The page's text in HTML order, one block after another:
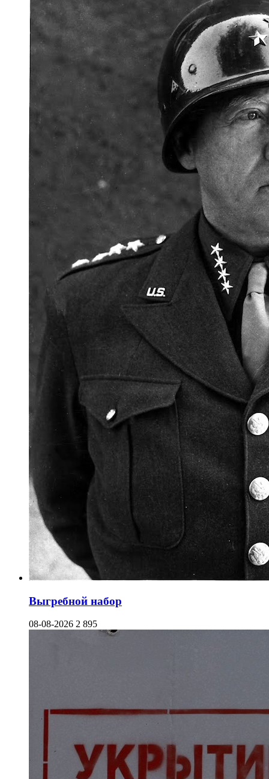
Выгребной набор
08-08-2026 2 895